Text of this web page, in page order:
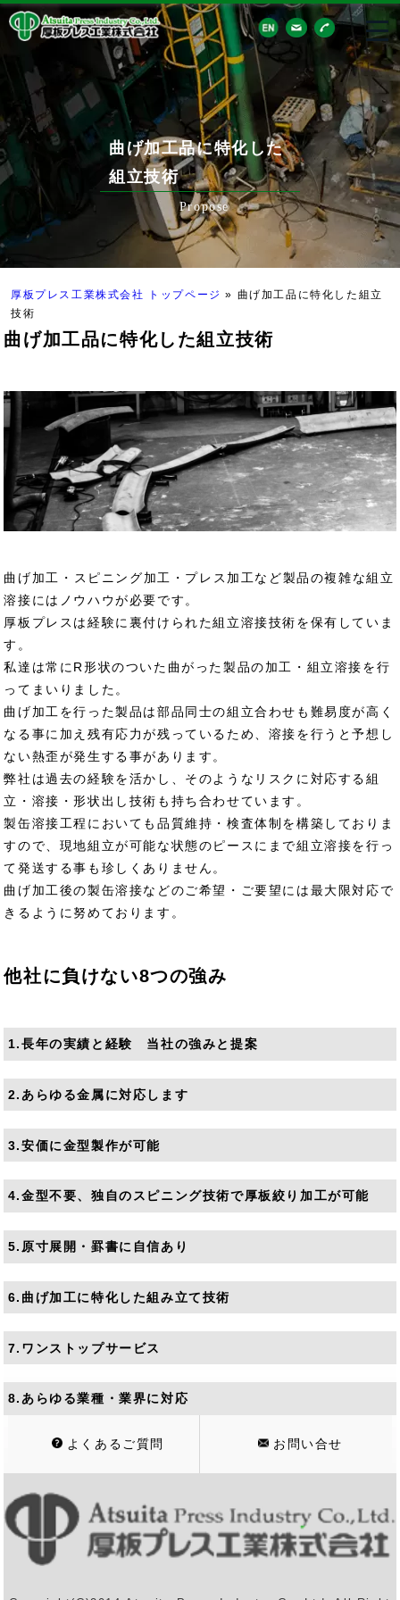
曲げ加工品に特化した
組立技術
Propose
厚板プレス工業株式会社 トップページ » 曲げ加工品に特化した組立
技術
曲げ加工品に特化した組立技術
曲げ加工 ・ スピニング加工 ・ プレス加工など製品の複雑な組立
溶接にはノウハウが必要です。
厚板プレスは経験に裏付けられた組立溶接技術を保有していま
す。
私達は常にR形状のついた曲がった製品の加工・組立溶接を行
ってまいりました。
曲げ加工を行った製品は部品同士の組立合わせも難易度が高く
なる事に加え残有応力が残っているため、溶接を行うと予想し
ない熱歪が発生する事があります。
弊社は過去の経験を活かし、そのようなリスクに対応する組
立・溶接・形状出し技術も持ち合わせています。
製缶溶接工程においても品質維持・検査体制を構築しておりま
すので、現地組立が可能な状態のピースにまで組立溶接を行っ
て発送する事も珍しくありません。
曲げ加工後の製缶溶接などのご希望・ご要望には最大限対応で
きるように努めております。
他社に負けない8つの強み
1.長年の実績と経験 当社の強みと提案
2.あらゆる金属に対応します
3.安価に金型製作が可能
4.金型不要、独自のスピニング技術で厚板絞り加工が可能
5.原寸展開・罫書に自信あり
6.曲げ加工に特化した組み立て技術
7.ワンストップサービス
8.あらゆる業種・業界に対応
よくあるご質問 お問い合せ